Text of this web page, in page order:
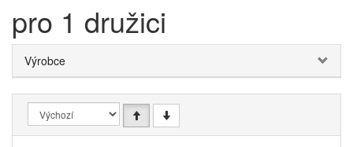
pro 1 družici
Výrobce